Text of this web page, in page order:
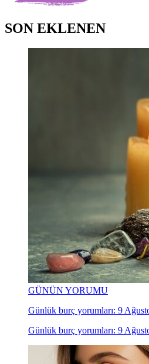
SON EKLENEN
GÜNÜN YORUMU
Günlük burç yorumları: 9
Günlük burç yorumları: 9